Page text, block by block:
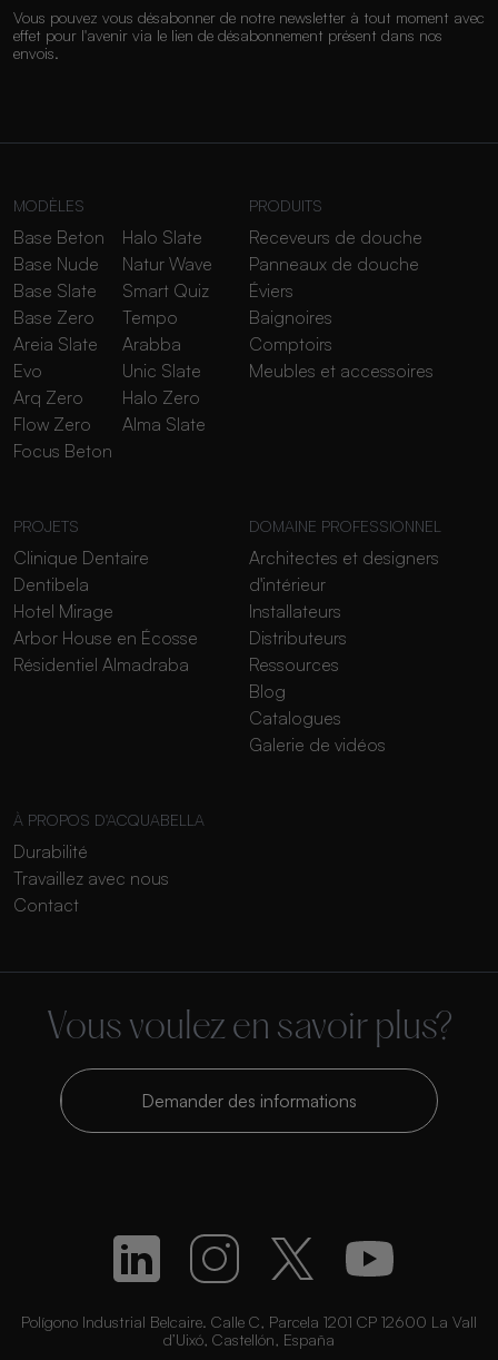
Vous pouvez vous désabonner de notre newsletter à tout moment avec
effet pour l'avenir via le lien de désabonnement présent dans nos
envois.
MODÈLES
Base Beton
Base Nude
Base Slate
Base Zero
Areia Slate
Evo
Arq Zero
Flow Zero
Focus Beton
Halo Slate
Natur Wave
Smart Quiz
Tempo
Arabba
Unic Slate
Halo Zero
Alma Slate
PRODUITS
Receveurs de douche
Panneaux de douche
Éviers
Baignoires
Comptoirs
Meubles et accessoires
PROJETS
Clinique Dentaire
Dentibela
Hotel Mirage
Arbor House en Écosse
Résidentiel Almadraba
DOMAINE PROFESSIONNEL
Architectes et designers
d'intérieur
Installateurs
Distributeurs
Ressources
Blog
Catalogues
Galerie de vidéos
À PROPOS D'ACQUABELLA
Durabilité
Travaillez avec nous
Contact
Vous voulez en savoir plus?
Demander des informations
Polígono Industrial Belcaire. Calle C, Parcela 1201 CP 12600 La Vall
d’Uixó, Castellón, España